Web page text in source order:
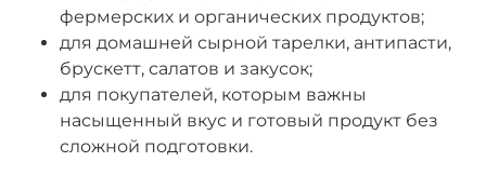
фермерских и органических продуктов;
для домашней сырной тарелки, антипасти,
брускетт, салатов и закусок;
для покупателей, которым важны
насыщенный вкус и готовый продукт без
сложной подготовки.